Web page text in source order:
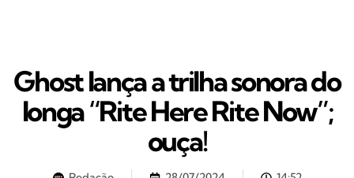
Ghost lança a trilha sonora do
longa “Rite Here Rite Now”;
ouça!